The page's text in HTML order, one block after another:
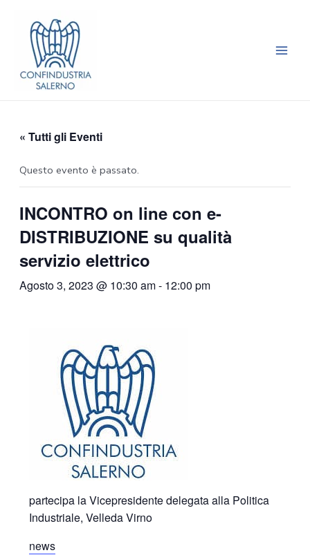
contenuto
« Tutti gli Eventi
Questo evento è passato.
INCONTRO on line con e-
DISTRIBUZIONE su qualità
servizio elettrico
Agosto 3, 2023 @ 10:30 am- 12:00 pm
partecipa la Vicepresidente delegata alla Politica
Industriale, Velleda Virno
news